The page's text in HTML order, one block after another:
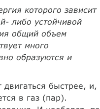
которого зависит
либо устойчивой
общий объем
много
образуются и
быстрее, и,
в газ (пар).